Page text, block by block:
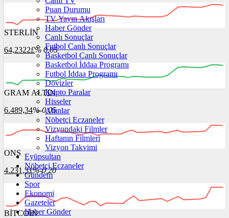
STERLİN
64,2322£% 0.05
GRAM ALTIN
6.489,34%-0,05
ONS
4.231,31%-0,20
BİTCOİN
Puan Durumu
TV Yayın Akışları
Haber Gönder
Canlı Sonuçlar
Futbol Canlı Sonuçlar
Basketbol Canlı Sonuçlar
Basketbol İddaa Programı
Futbol İddaa Programı
Dövizler
Kripto Paralar
Hisseler
Altınlar
Nöbetçi Eczaneler
Vizyondaki Filmler
Haftanın Filmleri
Vizyon Takvimi
Eyüpsultan
Nöbetçi Eczaneler
Gündem
Spor
Ekonomi
Gazeteler
Haber Gönder